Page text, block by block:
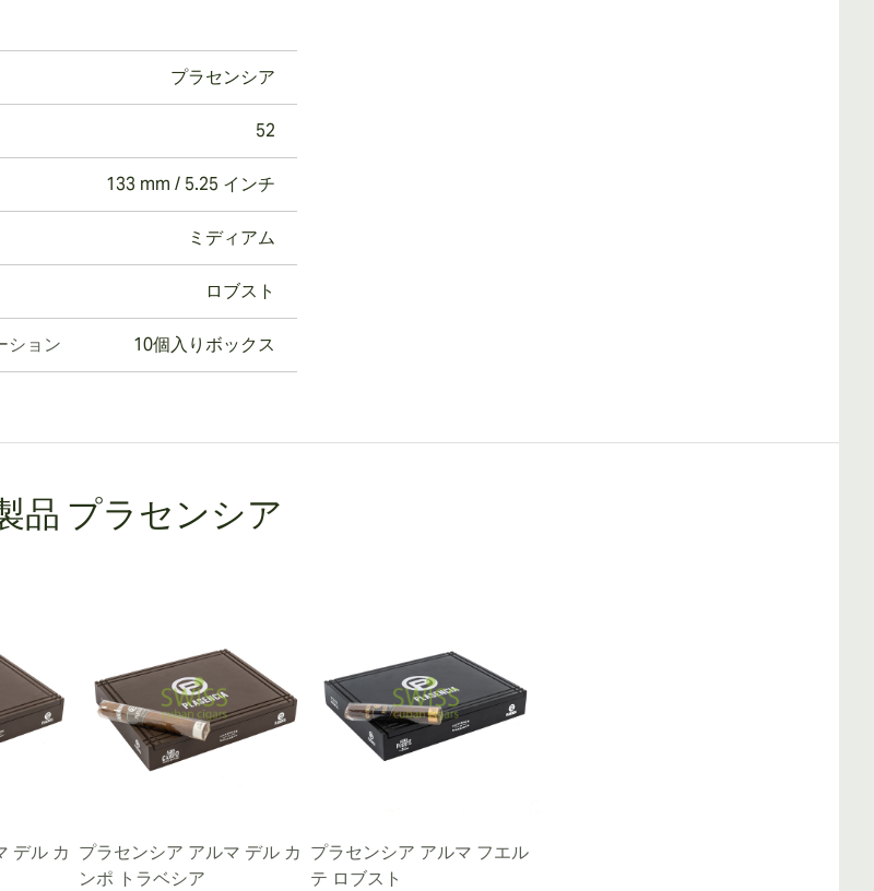
プラセンシア
52
133 mm / 5.25 インチ
ミディアム
ロブスト
ション 10個入りボックス
品 プラセンシア
デル カ プラセンシア アルマ デル カ
ンポ トラベシア
プラセンシア アルマ フエル
テ ロブスト